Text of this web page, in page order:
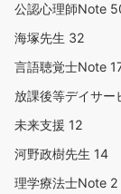
公認心理師Note
海塚先生 32
言語聴覚士Note
放課後等デイサー
未来支援 12
河野政樹先生 14
理学療法士Note 2